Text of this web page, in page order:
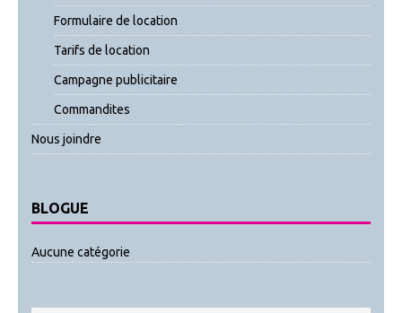
Formulaire de location
Tarifs de location
Campagne publicitaire
Commandites
Nous joindre
BLOGUE
Aucune catégorie